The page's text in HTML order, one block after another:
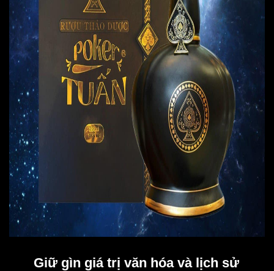
Giữ gìn giá trị văn hóa và lịch sử